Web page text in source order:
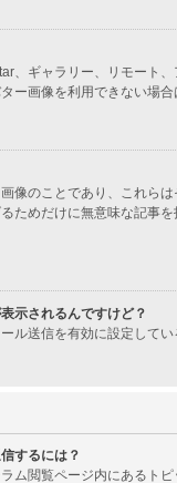
、ギャラリー、リモー
ー画像を利用できない場合
像のことであり、これら
ためだけに無意味な記事
示されるんですけど？
ル送信を有効に設定して
するには？
ム閲覧ページ内にあるト